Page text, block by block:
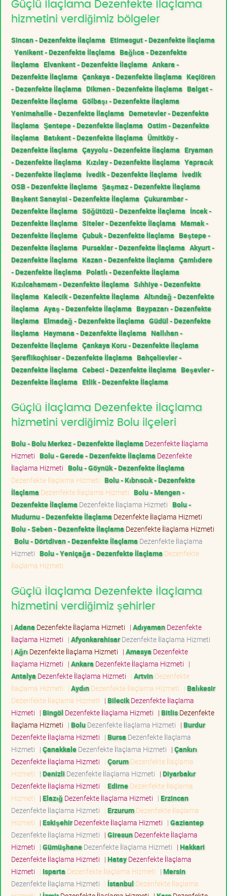
Güçlü İlaçlama Dezenfekte İlaçlama
hizmetini verdiğimiz bölgeler
Sincan - Dezenfekte İlaçlama Etimesgut - Dezenfekte İlaçlama
Yenikent - Dezenfekte İlaçlama Bağlıca - Dezenfekte
İlaçlama Elvankent - Dezenfekte İlaçlama Ankara -
Dezenfekte İlaçlama Çankaya - Dezenfekte İlaçlama Keçiören
- Dezenfekte İlaçlama Dikmen - Dezenfekte İlaçlama Balgat -
Dezenfekte İlaçlama Gölbaşı - Dezenfekte İlaçlama
Yenimahalle - Dezenfekte İlaçlama Demetevler - Dezenfekte
İlaçlama Şentepe - Dezenfekte İlaçlama Ostim - Dezenfekte
İlaçlama Batıkent - Dezenfekte İlaçlama Ümitköy -
Dezenfekte İlaçlama Çayyolu - Dezenfekte İlaçlama Eryaman
- Dezenfekte İlaçlama Kızılay - Dezenfekte İlaçlama Yapracık
- Dezenfekte İlaçlama İvedik - Dezenfekte İlaçlama İvedik
OSB - Dezenfekte İlaçlama Şaşmaz - Dezenfekte İlaçlama
Başkent Sanayisi - Dezenfekte İlaçlama Çukurambar -
Dezenfekte İlaçlama Söğütözü - Dezenfekte İlaçlama İncek -
Dezenfekte İlaçlama Siteler - Dezenfekte İlaçlama Mamak -
Dezenfekte İlaçlama Çubuk - Dezenfekte İlaçlama Beştepe -
Dezenfekte İlaçlama Pursaklar - Dezenfekte İlaçlama Akyurt -
Dezenfekte İlaçlama Kazan - Dezenfekte İlaçlama Çamlıdere
- Dezenfekte İlaçlama Polatlı - Dezenfekte İlaçlama
Kızılcahamam - Dezenfekte İlaçlama Sıhhiye - Dezenfekte
İlaçlama Kalecik - Dezenfekte İlaçlama Altındağ - Dezenfekte
İlaçlama Ayaş - Dezenfekte İlaçlama Baypazarı - Dezenfekte
İlaçlama Elmadağ - Dezenfekte İlaçlama Güdül - Dezenfekte
İlaçlama Haymana - Dezenfekte İlaçlama Nallıhan -
Dezenfekte İlaçlama Çankaya Koru - Dezenfekte İlaçlama
Şereflikoçhisar - Dezenfekte İlaçlama Bahçelievler -
Dezenfekte İlaçlama Cebeci - Dezenfekte İlaçlama Beşevler -
Dezenfekte İlaçlama Etlik - Dezenfekte İlaçlama
Güçlü İlaçlama Dezenfekte İlaçlama
hizmetini verdiğimiz Bolu ilçeleri
Bolu - Bolu Merkez - Dezenfekte İlaçlama Dezenfekte İlaçlama
Hizmeti Bolu - Gerede - Dezenfekte İlaçlama Dezenfekte
İlaçlama Hizmeti Bolu - Göynük - Dezenfekte İlaçlama
Dezenfekte İlaçlama Hizmeti Bolu - Kıbrıscık - Dezenfekte
İlaçlama Dezenfekte İlaçlama Hizmeti Bolu - Mengen -
Dezenfekte İlaçlama Dezenfekte İlaçlama Hizmeti Bolu -
Mudurnu - Dezenfekte İlaçlama Dezenfekte İlaçlama Hizmeti
Bolu - Seben - Dezenfekte İlaçlama Dezenfekte İlaçlama Hizmeti
Bolu - Dörtdivan - Dezenfekte İlaçlama Dezenfekte İlaçlama
Hizmeti Bolu - Yeniçağa - Dezenfekte İlaçlama Dezenfekte
İlaçlama Hizmeti
Güçlü İlaçlama Dezenfekte İlaçlama
hizmetini verdiğimiz şehirler
| Adana Dezenfekte İlaçlama Hizmeti | AdıyamanDezenfekte
İlaçlama Hizmeti | AfyonkarahisarDezenfekte İlaçlama Hizmeti
| Ağrı Dezenfekte İlaçlama Hizmeti | Amasya Dezenfekte
İlaçlama Hizmeti | Ankara Dezenfekte İlaçlama Hizmeti |
Antalya Dezenfekte İlaçlama Hizmeti | ArtvinDezenfekte
İlaçlama Hizmeti | AydınDezenfekte İlaçlama Hizmeti | Balıkesir
Dezenfekte İlaçlama Hizmeti | BilecikDezenfekte İlaçlama
Hizmeti | Bingöl Dezenfekte İlaçlama Hizmeti | BitlisDezenfekte
İlaçlama Hizmeti | BoluDezenfekte İlaçlama Hizmeti | Burdur
Dezenfekte İlaçlama Hizmeti | Bursa Dezenfekte İlaçlama
Hizmeti | ÇanakkaleDezenfekte İlaçlama Hizmeti | Çankırı
Dezenfekte İlaçlama Hizmeti | ÇorumDezenfekte İlaçlama
Hizmeti | Denizli Dezenfekte İlaçlama Hizmeti | Diyarbakır
Dezenfekte İlaçlama Hizmeti | EdirneDezenfekte İlaçlama
Hizmeti | Elazığ Dezenfekte İlaçlama Hizmeti | Erzincan
Dezenfekte İlaçlama Hizmeti | ErzurumDezenfekte İlaçlama
Hizmeti | EskişehirDezenfekte İlaçlama Hizmeti | Gaziantep
Dezenfekte İlaçlama Hizmeti | GiresunDezenfekte İlaçlama
Hizmeti | GümüşhaneDezenfekte İlaçlama Hizmeti | Hakkari
Dezenfekte İlaçlama Hizmeti | HatayDezenfekte İlaçlama
Hizmeti | Isparta Dezenfekte İlaçlama Hizmeti | Mersin
Dezenfekte İlaçlama Hizmeti | İstanbul Dezenfekte İlaçlama